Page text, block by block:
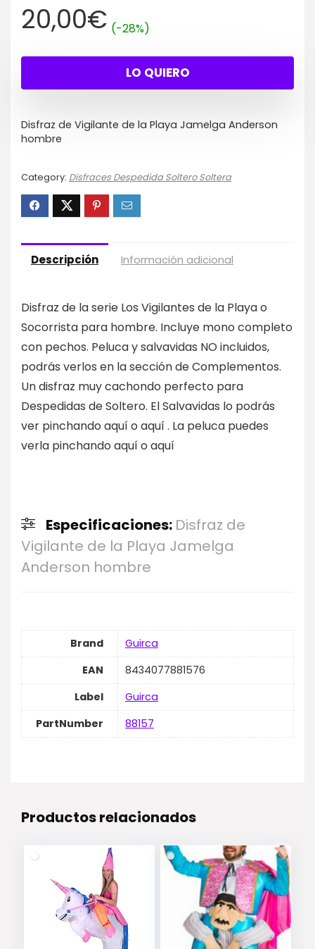
El
precio
original
era:
27,67€.
20,00€El
precio
actual
es:
20,00€.
(-28%)
LO QUIERO
Disfraz de Vigilante de la Playa Jamelga Anderson
hombre
Category: Disfraces Despedida Soltero Soltera
Descripción Información adicional
Disfraz de la serie Los Vigilantes de la Playa o
Socorrista para hombre. Incluye mono completo
con pechos. Peluca y salvavidas NO incluidos,
podrás verlos en la sección de Complementos.
Un disfraz muy cachondo perfecto para
Despedidas de Soltero. El Salvavidas lo podrás
ver pinchando aquí o aquí . La peluca puedes
verla pinchando aquí o aquí
Especificaciones: Disfraz de
Vigilante de la Playa Jamelga
Anderson hombre
Brand
Guirca
EAN
8434077881576
Label
Guirca
PartNumber
88157
Productos relacionados